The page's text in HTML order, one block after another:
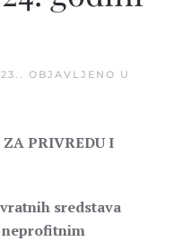
. OBJAVLJENO U
PRIVREDU I
sredstava
neprofitnim